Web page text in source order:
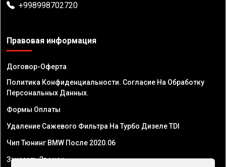
+998998702720
Правовая информация
Договор-Оферта
Политика Конфиденциальности. Согласие На Обработку
Персональных Данных.
Формы Оплаты
Удаление Сажевого Фильтра На Турбо Дизеле TDI
Чип Тюнинг BMW После 2020.06
Заказать Звонок